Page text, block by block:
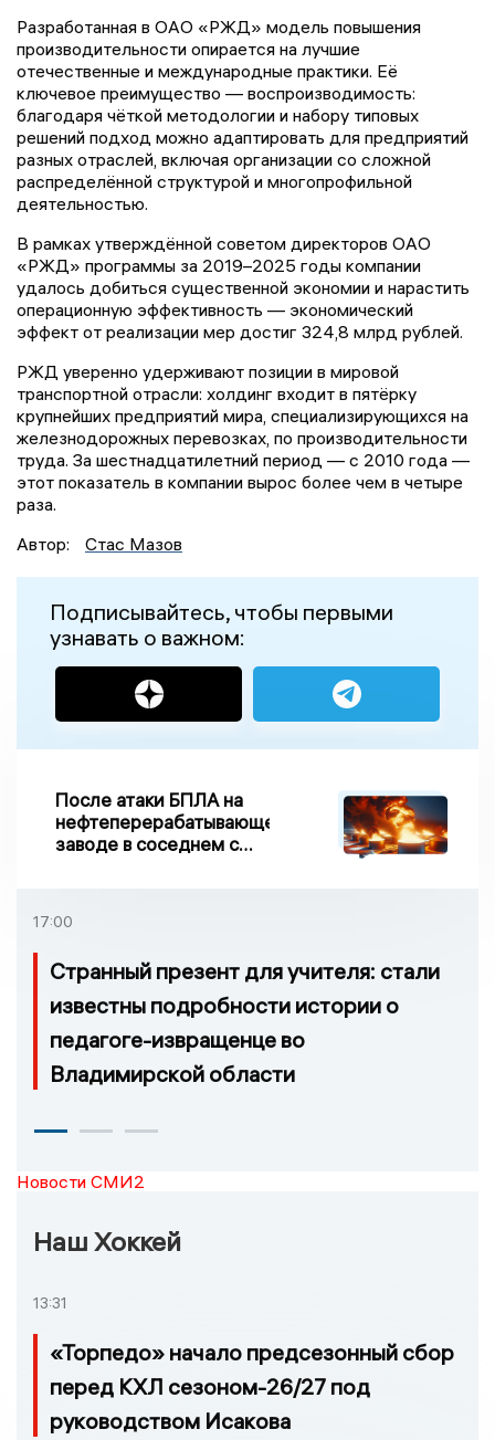
Разработанная в ОАО «РЖД» модель повышения
производительности опирается на лучшие
отечественные и международные практики. Её
ключевое преимущество — воспроизводимость:
благодаря чёткой методологии и набору типовых
решений подход можно адаптировать для предприятий
разных отраслей, включая организации со сложной
распределённой структурой и многопрофильной
деятельностью.
В рамках утверждённой советом директоров ОАО
«РЖД» программы за 2019–2025 годы компании
удалось добиться существенной экономии и нарастить
операционную эффективность — экономический
эффект от реализации мер достиг 324,8 млрд рублей.
РЖД уверенно удерживают позиции в мировой
транспортной отрасли: холдинг входит в пятёрку
крупнейших предприятий мира, специализирующихся на
железнодорожных перевозках, по производительности
труда. За шестнадцатилетний период — с 2010 года —
этот показатель в компании вырос более чем в четыре
раза.
Автор:
Стас Мазов
Подписывайтесь, чтобы первыми
узнавать о важном:
После атаки БПЛА на
нефтеперерабатывающем
заводе в соседнем с
возгорание
17:00
Странный презент для учителя: стали
известны подробности истории о
педагоге-извращенце во
Владимирской области
Новости СМИ2
Наш Хоккей
13:31
«Торпедо» начало предсезонный сбор
перед КХЛ сезоном-26/27 под
руководством Исакова